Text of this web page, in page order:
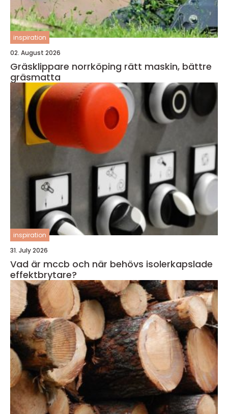
inspiration
02. August 2026
Gräsklippare norrköping rätt maskin, bättre
gräsmatta
inspiration
31. July 2026
Vad är mccb och när behövs isolerkapslade
effektbrytare?